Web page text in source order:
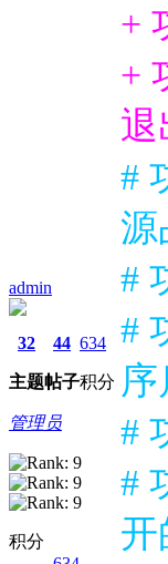
admin
32
主题
44
帖子
634
积分
管理员
积分
+
+
退
#
源
#
#
#
#
开